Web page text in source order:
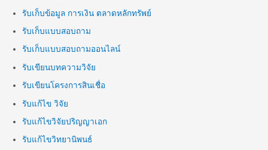
รับเก็บข้อมูล การเงิน ตลาดหลักทรัพย์
รับเก็บแบบสอบถาม
รับเก็บแบบสอบถามออนไลน์
รับเขียนบทความวิจัย
รับเขียนโครงการสินเชื่อ
รับแก้ไข วิจัย
รับแก้ไขวิจัยปริญญาเอก
รับแก้ไขวิทยานิพนธ์